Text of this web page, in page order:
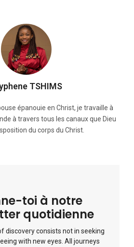
TSHIMS
épanouie en Christ, je travaille à
à travers tous les canaux que Dieu
du corps du Christ.
toi à notre
quotidienne
discovery consists not in seeking
with new eyes. All journeys